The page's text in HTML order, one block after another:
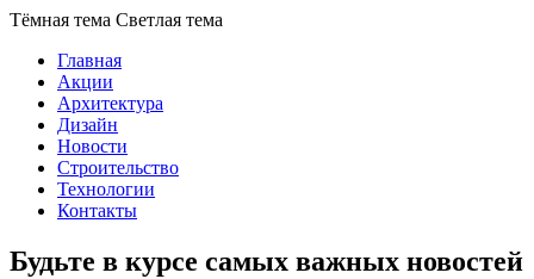
Тёмная тема Светлая тема
Главная
Акции
Архитектура
Дизайн
Новости
Строительство
Технологии
Контакты
Будьте в курсе самых важных новостей